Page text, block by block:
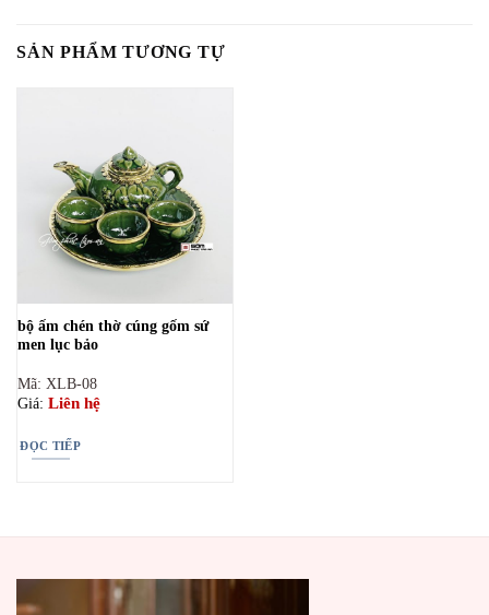
SẢN PHẨM TƯƠNG TỰ
bộ ấm chén thờ cúng gốm sứ
men lục bảo
Mã: XLB-08
Giá: Liên hệ
ĐỌC TIẾP